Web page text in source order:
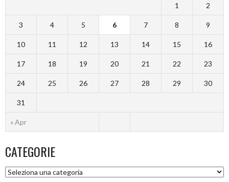
« Apr
1 2
3 4 5 6 7 8 9
10 11 12 13 14 15 16
17 18 19 20 21 22 23
24 25 26 27 28 29 30
31
CATEGORIE
Categorie